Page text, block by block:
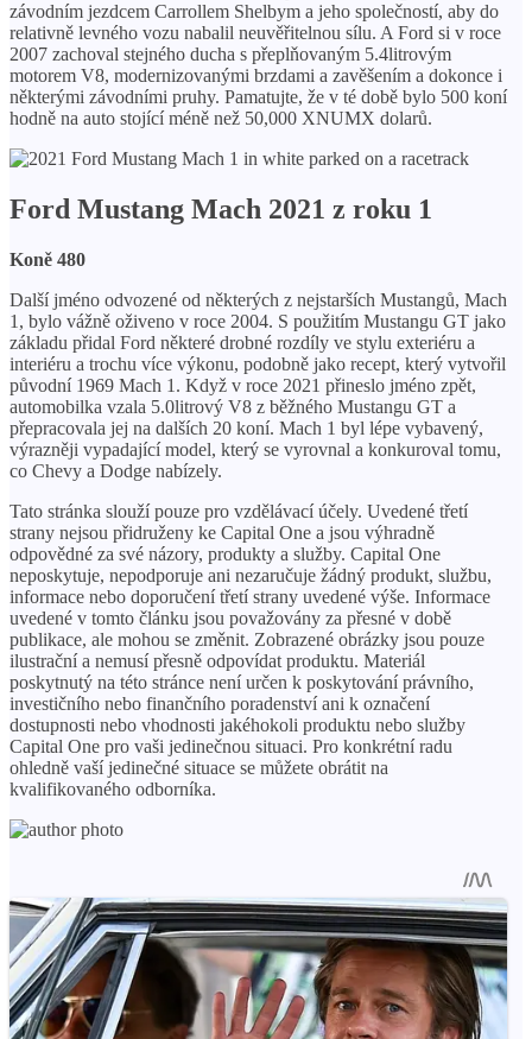
závodním jezdcem Carrollem Shelbym a jeho společností, aby do
relativně levného vozu nabalil neuvěřitelnou sílu. A Ford si v roce
2007 zachoval stejného ducha s přeplňovaným 5.4litrovým
motorem V8, modernizovanými brzdami a zavěšením a dokonce i
některými závodními pruhy. Pamatujte, že v té době bylo 500 koní
hodně na auto stojící méně než 50,000 XNUMX dolarů.
Ford Mustang Mach 2021 z roku 1
Koně 480
Další jméno odvozené od některých z nejstarších Mustangů, Mach
1, bylo vážně oživeno v roce 2004. S použitím Mustangu GT jako
základu přidal Ford některé drobné rozdíly ve stylu exteriéru a
interiéru a trochu více výkonu, podobně jako recept, který vytvořil
původní 1969 Mach 1. Když v roce 2021 přineslo jméno zpět,
automobilka vzala 5.0litrový V8 z běžného Mustangu GT a
přepracovala jej na dalších 20 koní. Mach 1 byl lépe vybavený,
výrazněji vypadající model, který se vyrovnal a konkuroval tomu,
co Chevy a Dodge nabízely.
Tato stránka slouží pouze pro vzdělávací účely. Uvedené třetí
strany nejsou přidruženy ke Capital One a jsou výhradně
odpovědné za své názory, produkty a služby. Capital One
neposkytuje, nepodporuje ani nezaručuje žádný produkt, službu,
informace nebo doporučení třetí strany uvedené výše. Informace
uvedené v tomto článku jsou považovány za přesné v době
publikace, ale mohou se změnit. Zobrazené obrázky jsou pouze
ilustrační a nemusí přesně odpovídat produktu. Materiál
poskytnutý na této stránce není určen k poskytování právního,
investičního nebo finančního poradenství ani k označení
dostupnosti nebo vhodnosti jakéhokoli produktu nebo služby
Capital One pro vaši jedinečnou situaci. Pro konkrétní radu
ohledně vaší jedinečné situace se můžete obrátit na
kvalifikovaného odborníka.